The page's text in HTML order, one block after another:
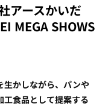
アースかいだ
MEGA SHOWS
生かしながら、パンや
食品として提案する